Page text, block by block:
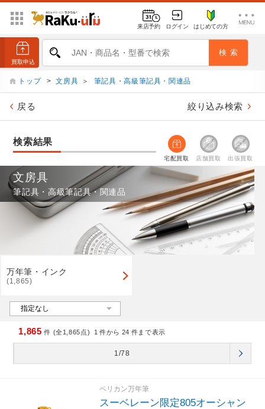
来店予約 ログイン はじめての方
トップ > 文房具 ＞ 筆記具・高級筆記具・関連品
戻る 絞り込み検索
検索結果
宅配買取 店舗買取 出張買取
文房具
筆記具・高級筆記具・関連品
万年筆・インク
(1,865)
1,865 件 (全1,865点) 1 件から 24 件まで表示
1/78
ペリカン万年筆
スーベレーン限定805オーシャン